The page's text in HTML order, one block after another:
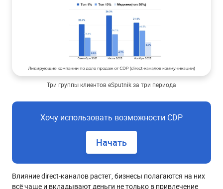
Три группы клиентов eSputnik за три периода
Хочу использовать возможности CDP
Начать
Влияние direct-каналов растет, бизнесы полагаются на них
всё чаще и вкладывают деньги не только в привлечение